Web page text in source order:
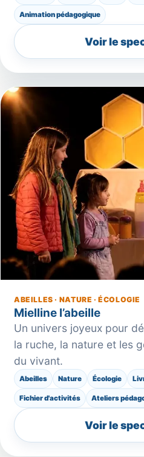
Animation pédagogique
Voir le
ABEILLES · NATURE · ÉCOLOGIE
Mielline l’abeille
Un univers joyeux pour
la ruche, la nature et les
du vivant.
Abeilles Nature Écologie
Fichier d'activités Ateliers
Voir le